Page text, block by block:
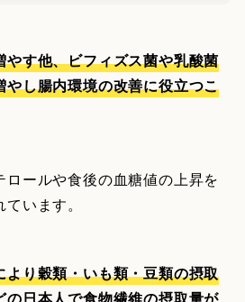
やす他、ビフィズス菌や乳酸菌
やし腸内環境の改善に役立つこ
ールや食後の血糖値の上昇を
います。
より穀類・いも類・豆類の摂取
の日本人で食物繊維の摂取量が